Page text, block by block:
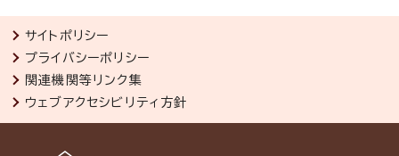
サイトポリシー
プライバシーポリシー
関連機関等リンク集
ウェブアクセシビリティ方針